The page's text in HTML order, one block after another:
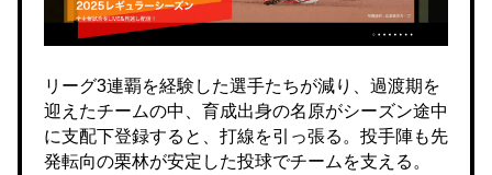
リーグ3連覇を経験した選手たちが減り、過渡期を
迎えたチームの中、育成出身の名原がシーズン途中
に支配下登録すると、打線を引っ張る。投手陣も先
発転向の栗林が安定した投球でチームを支える。